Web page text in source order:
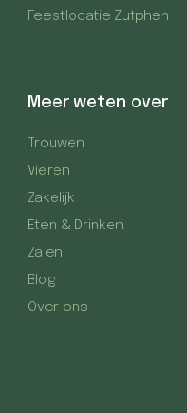
Feestlocatie Zutphen
Meer weten over
Trouwen
Vieren
Zakelijk
Eten & Drinken
Zalen
Blog
Over ons